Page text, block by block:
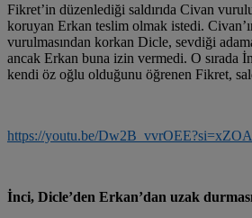
Fikret’in düzenlediği saldırıda Civan
koruyan Erkan teslim olmak istedi.
vurulmasından korkan Dicle, sevdiği
ancak Erkan buna izin vermedi. O sırada
kendi öz oğlu olduğunu öğrenen Fikret,
https://youtu.be/
İnci, Dicle’den Erkan’dan uzak